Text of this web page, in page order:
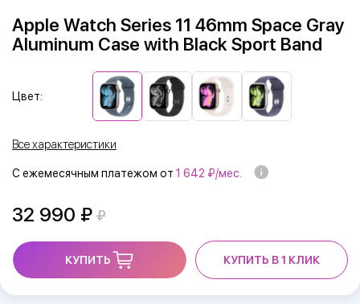
Apple Watch Series 11 46mm Space Gray
Aluminum Case with Black Sport Band
Цвет:
Все характеристики
С ежемесячным платежом от 1 642 ₽/мес.
32 990
КУПИТЬ КУПИТЬ В 1 КЛИК